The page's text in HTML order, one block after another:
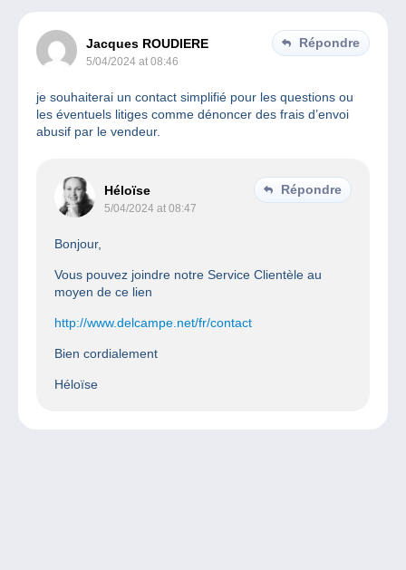
Jacques ROUDIERE
5/04/2024 at 08:46
Répondre
je souhaiterai un contact simplifié pour les questions ou
les éventuels litiges comme dénoncer des frais d’envoi
abusif par le vendeur.
Héloïse
5/04/2024 at 08:47
Répondre
Bonjour,
Vous pouvez joindre notre Service Clientèle au
moyen de ce lien
http://www.delcampe.net/fr/contact
Bien cordialement
Héloïse